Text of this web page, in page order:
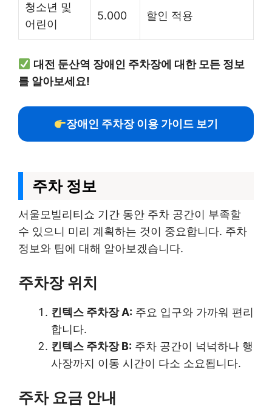
청소년 및
어린이
5.000 할인 적용
대전 둔산역 장애인 주차장에 대한 모든 정보
를 알아보세요!
장애인 주차장 이용 가이드 보기
주차 정보
서울모빌리티쇼 기간 동안 주차 공간이 부족할
수 있으니 미리 계획하는 것이 중요합니다. 주차
정보와 팁에 대해 알아보겠습니다.
주차장 위치
킨텍스 주차장 A: 주요 입구와 가까워 편리
합니다.
킨텍스 주차장 B: 주차 공간이 넉넉하나 행
사장까지 이동 시간이 다소 소요됩니다.
주차 요금 안내